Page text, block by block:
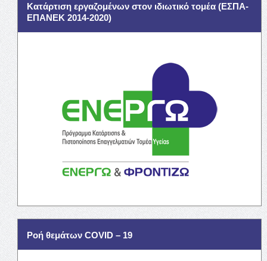
Κατάρτιση εργαζομένων στον ιδιωτικό τομέα (ΕΣΠΑ-
ΕΠΑΝΕΚ 2014-2020)
Ροή θεμάτων COVID – 19